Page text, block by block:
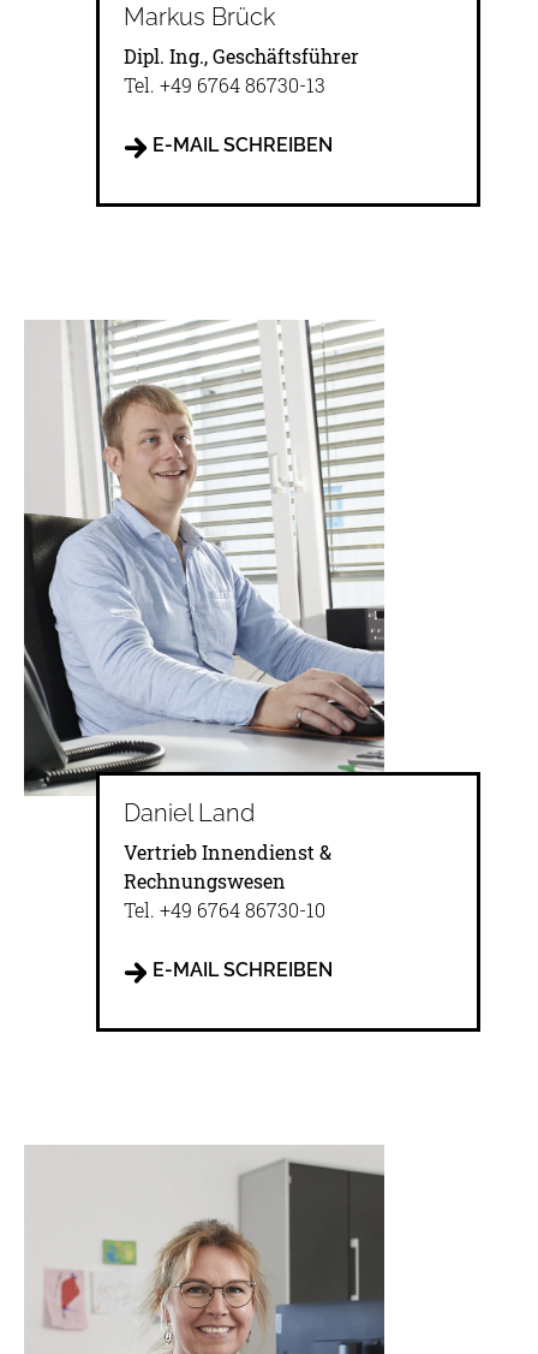
Markus Brück
Dipl. Ing., Geschäftsführer
Tel. +49 6764 86730-13
E-MAIL SCHREIBEN
Daniel Land
Vertrieb Innendienst &
Rechnungswesen
Tel. +49 6764 86730-10
E-MAIL SCHREIBEN